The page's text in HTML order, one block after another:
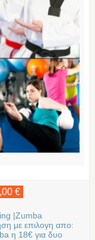
€
|Zumba
με επιλογη απο:
η 18€ για δυο